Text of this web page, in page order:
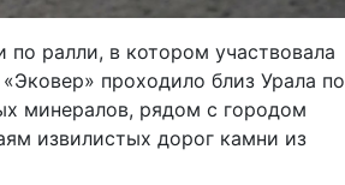
ралли, в котором участвовала
проходило близ Урала по
минералов, рядом с городом
извилистых дорог камни из